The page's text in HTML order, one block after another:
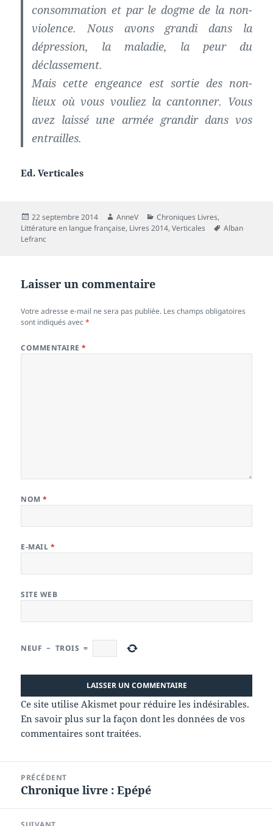
consommation et par le dogme de la non-
violence. Nous avons grandi dans la
dépression, la maladie, la peur du
déclassement.
Mais cette engeance est sortie des non-
lieux où vous vouliez la cantonner. Vous
avez laissé une armée grandir dans vos
entrailles.
Ed. Verticales
Publié
le
22 septembre 2014 Auteur
AnneV Catégories
Chroniques Livres,
Littérature en langue française, Livres 2014,Verticales
Mots-
Alban
Lefranc
Laisser un commentaire
Votre adresse e-mail ne sera pas publiée. Les champs obligatoires
sont indiqués avec*
COMMENTAIRE*
NOM*
E-MAIL *
SITE WEB
NEUF − TROIS =
Ce site utilise Akismet pour réduire les indésirables.
En savoir plus sur la façon dont les données de vos
commentaires sont traitées.
l’article
PRÉCÉDENT
Article
Chronique livre : Epépé